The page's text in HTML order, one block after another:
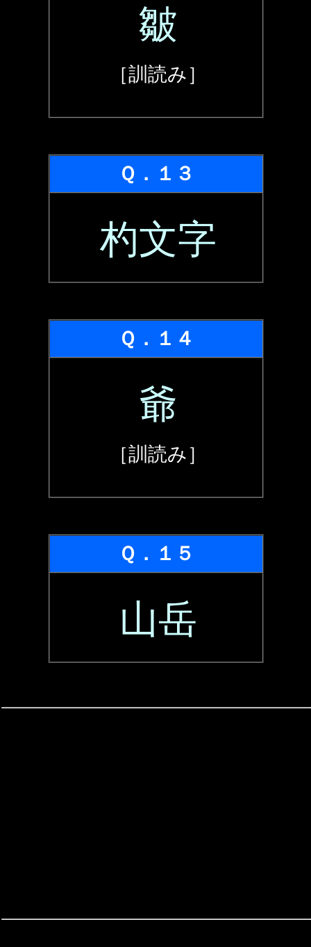
皺
［訓読み］
Ｑ．１３
杓文字
Ｑ．１４
爺
［訓読み］
Ｑ．１５
山岳